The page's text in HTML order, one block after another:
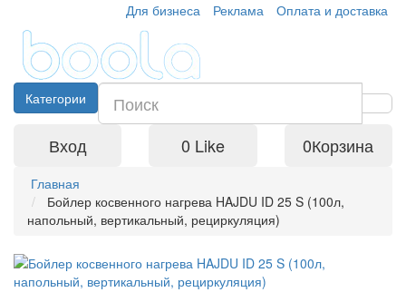
Для бизнеса Реклама Оплата и доставка
Категории
Вход 0 Like 0Корзина
Главная
Бойлер косвенного нагрева HAJDU ID 25 S (100л,
напольный, вертикальный, рециркуляция)